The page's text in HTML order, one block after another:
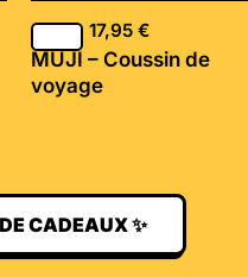
17,95 €
MUJI – Coussin de
voyage
CADEAUX ✨